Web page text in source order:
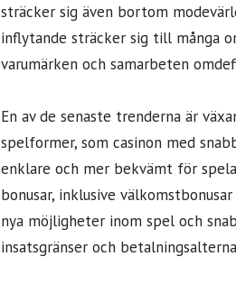
sträcker sig även bortom
inflytande sträcker sig till många
varumärken och samarbeten
En av de senaste trenderna är
spelformer, som casinon med
enklare och mer bekvämt för
bonusar, inklusive
nya möjligheter inom spel och
insatsgränser och